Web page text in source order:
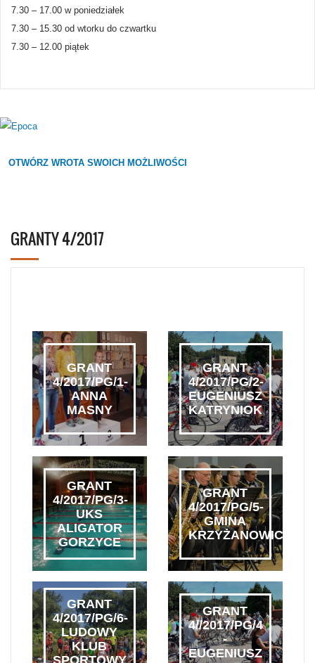
7.30 – 17.00 w poniedziałek
7.30 – 15.30 od wtorku do czwartku
7.30 – 12.00 piątek
OTWÓRZ WROTA SWOICH MOŻLIWOŚCI
GRANTY 4/2017
GRANT
4/2017/PG/1-
ANNA
MASNY
GRANT
4/2017/PG/2-
EUGENIUSZ
KATRYNIOK
GRANT
4/2017/PG/3-
UKS
ALIGATOR
GORZYCE
GRANT
4/2017/PG/5-
GMINA
KRZYŻANOWICE
GRANT
4/2017/PG/6-
LUDOWY
KLUB
SPORTOWY
GRANT
4//2017/PG/4
-
EUGENIUSZ